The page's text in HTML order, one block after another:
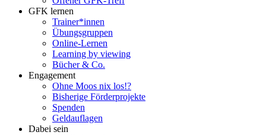
GFK lernen
Trainer*innen
Übungsgruppen
Online-Lernen
Learning by viewing
Bücher & Co.
Engagement
Ohne Moos nix los!?
Bisherige Förderprojekte
Spenden
Geldauflagen
Dabei sein